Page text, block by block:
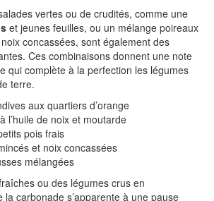
vertes ou de crudités, comme une
et jeunes feuilles, ou un mélange poireaux
concassées, sont également des
Ces combinaisons donnent une note
qui complète à la perfection les légumes
terre.
aux quartiers d’orange
l’huile de noix et moutarde
pois frais
et noix concassées
mélangées
ou des légumes crus en
carbonade s’apparente à une pause